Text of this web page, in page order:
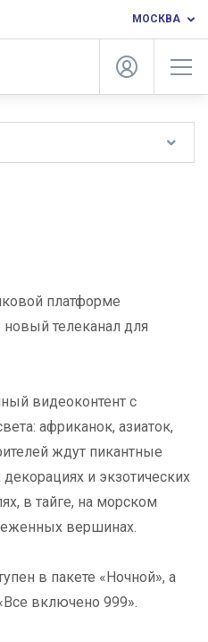
МОСКВА
платформе
телеканал для
видеоконтент с
африканок, азиаток,
ждут пикантные
и экзотических
в тайге, на морском
вершинах.
в пакете «Ночной», а
включено 999».